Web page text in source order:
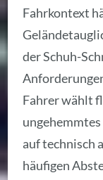
Fahrkontext
der Schuh-
Fahrer wählt
auf technisch
häufigen